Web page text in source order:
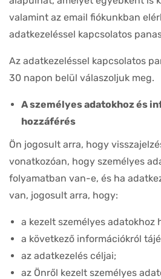
valamint az email fiókunkban
adatkezeléssel kapcsolatos
Az adatkezeléssel kapcsolatos
30 napon belül válaszoljuk meg.
A személyes adatokhoz és
hozzáférés
Ön jogosult arra, hogy
vonatkozóan, hogy személyes
folyamatban van-e, és ha
van, jogosult arra, hogy:
a kezelt személyes adatokhoz
a következő információkról
az adatkezelés céljai;
az Önről kezelt személyes